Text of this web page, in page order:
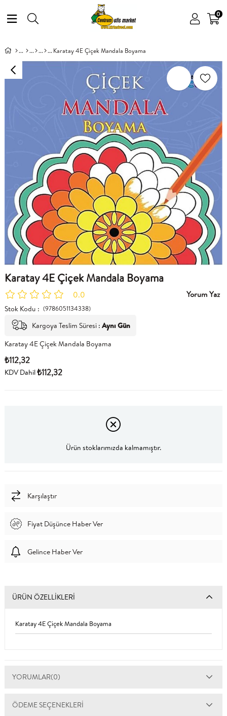
0
Karatay 4E Çiçek Mandala Boyama
Karatay 4E Çiçek Mandala Boyama
0.0 Yorum Yaz
Stok Kodu (9786051134338)
Kargoya Teslim Süresi : Aynı Gün
Karatay 4E Çiçek Mandala Boyama
₺112,32
KDV Dahil₺112,32
Ürün stoklarımızda kalmamıştır.
Karşılaştır
Fiyat Düşünce Haber Ver
Gelince Haber Ver
ÜRÜN ÖZELLIKLERI
Karatay 4E Çiçek Mandala Boyama
YORUMLAR(0)
ÖDEME SEÇENEKLERI